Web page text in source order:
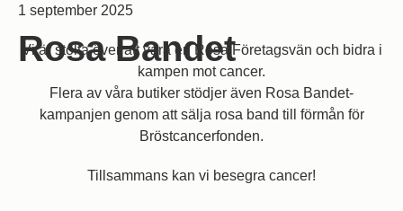
1 september 2025
Rosa Bandet
Vi är stolta över att vara en Rosa Företagsvän och bidra i
kampen mot cancer.
Flera av våra butiker stödjer även Rosa Bandet-
kampanjen genom att sälja rosa band till förmån för
Bröstcancerfonden.
Tillsammans kan vi besegra cancer!